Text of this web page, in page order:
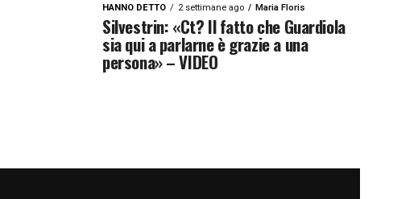
HANNO DETTO 2 settimane ago Maria Floris
Silvestrin: «Ct? Il fatto che Guardiola
sia qui a parlarne è grazie a una
persona» – VIDEO